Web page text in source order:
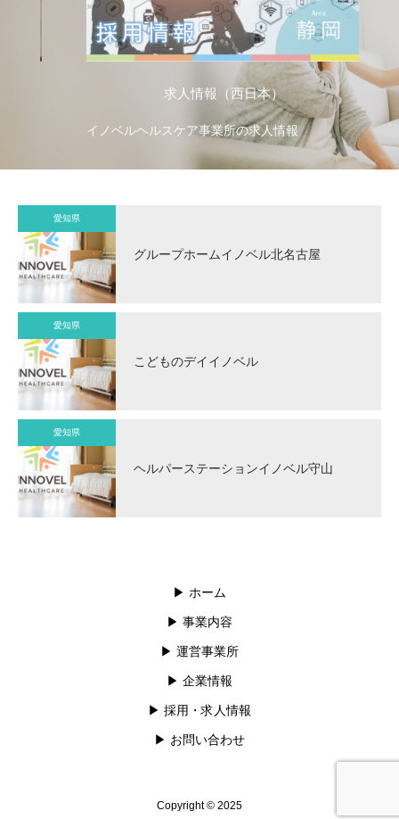
求人情報（西日本）
イノベルヘルスケア事業所の求人情報
愛知県
グループホームイノベル北名古屋
愛知県
こどものデイイノベル
愛知県
ヘルパーステーションイノベル守山
▶︎ ホーム
▶︎ 事業内容
▶︎ 運営事業所
▶︎ 企業情報
▶︎ 採用・求人情報
▶︎ お問い合わせ
Copyright © 2025